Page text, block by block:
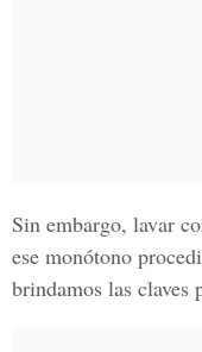
Sin embargo, lavar
ese monótono
brindamos las claves